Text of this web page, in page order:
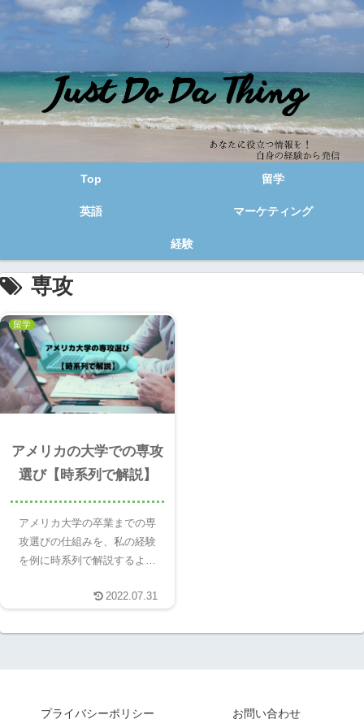
Top 留学
英語 マーケティング
経験
専攻
留学
アメリカの大学での専攻
選び【時系列で解説】
アメリカ大学の卒業までの専
攻選びの仕組みを、私の経験
を例に時系列で解説するよ日
学は入学時に学部を選ばない
な仕組みになってるかよくわ
るみたいだけど、入学時に選
2022.07.31
プライバシーポリシー お問い合わせ